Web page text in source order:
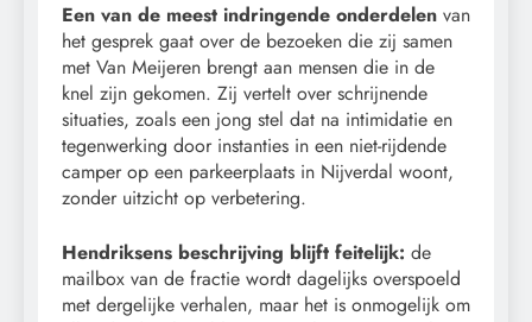
Een van de meest indringende onderdelen van
het gesprek gaat over de bezoeken die zij samen
met Van Meijeren brengt aan mensen die in de
knel zijn gekomen. Zij vertelt over schrijnende
situaties, zoals een jong stel dat na intimidatie en
tegenwerking door instanties in een niet-rijdende
camper op een parkeerplaats in Nijverdal woont,
zonder uitzicht op verbetering.
Hendriksens beschrijving blijft feitelijk: de
mailbox van de fractie wordt dagelijks overspoeld
met dergelijke verhalen, maar het is onmogelijk om